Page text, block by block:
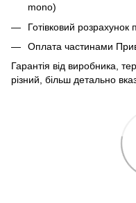
mono)
Готівковий розрахунок
Оплата частинами
Гарантія від виробника,
різний, більш детально